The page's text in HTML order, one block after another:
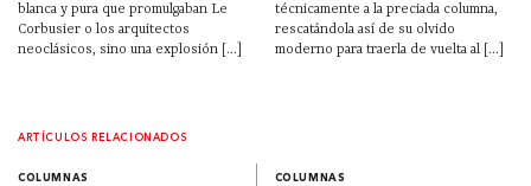
blanca y pura que promulgaban Le
Corbusier o los arquitectos
neoclásicos, sino una explosión [...]
técnicamente a la preciada columna,
rescatándola así de su olvido
moderno para traerla de vuelta al [...]
ARTÍCULOS RELACIONADOS
COLUMNAS COLUMNAS